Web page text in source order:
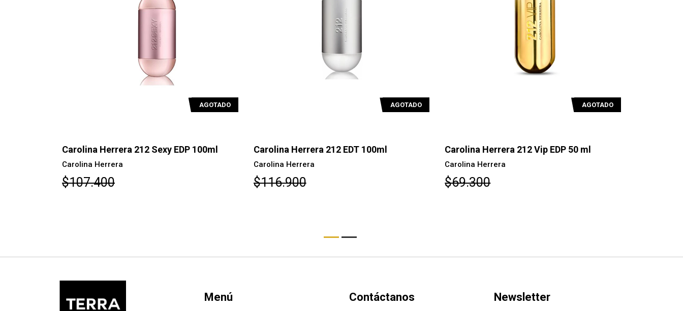
AGOTADO
Carolina Herrera 212 EDT 100ml
Carolina Herrera
$116.900
AGOTADO
Carolina Herrera 212 Vip EDP 50 ml
Carolina Herrera
$69.300
AGOTADO
Carolina Herrera 212 Vip EDP 125ml
Carolina Herrera
$95.400
Menú Contáctanos Newsletter